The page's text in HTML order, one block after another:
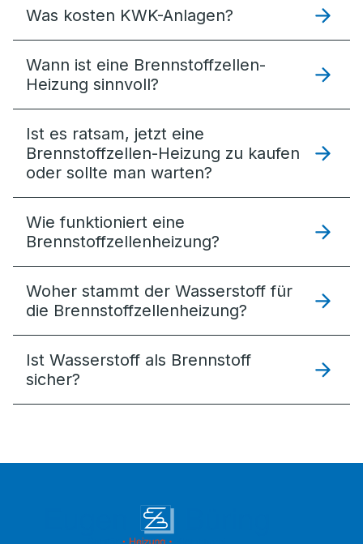
Was kosten KWK-Anlagen?
Wann ist eine Brennstoffzellen-
Heizung sinnvoll?
Ist es ratsam, jetzt eine
Brennstoffzellen-Heizung zu kaufen
oder sollte man warten?
Wie funktioniert eine
Brennstoffzellenheizung?
Woher stammt der Wasserstoff für
die Brennstoffzellenheizung?
Ist Wasserstoff als Brennstoff
sicher?